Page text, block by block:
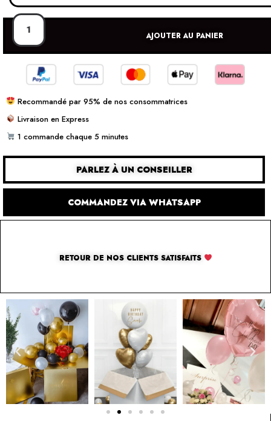
AJOUTER AU PANIER
Recommandé par 95% de nos consommatrices
Livraison en Express
1 commande chaque 5 minutes
PARLEZ À UN CONSEILLER
COMMANDEZ VIA WHATSAPP
RETOUR DE NOS CLIENTS SATISFAITS
SOLUTION PAR THE LUXURY BOX & CO